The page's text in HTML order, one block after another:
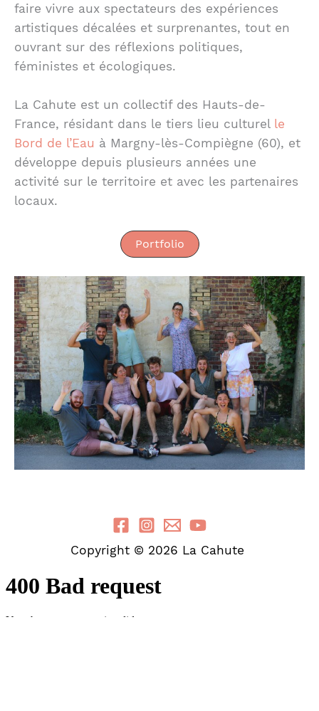
faire vivre aux spectateurs des expériences
artistiques décalées et surprenantes, tout en
ouvrant sur des réflexions politiques,
féministes et écologiques.
La Cahute est un collectif des Hauts-de-
France, résidant dans le tiers lieu culturel le
Bord de l’Eau à Margny-lès-Compiègne (60), et
développe depuis plusieurs années une
activité sur le territoire et avec les partenaires
locaux.
Portfolio
Copyright © 2026 La Cahute